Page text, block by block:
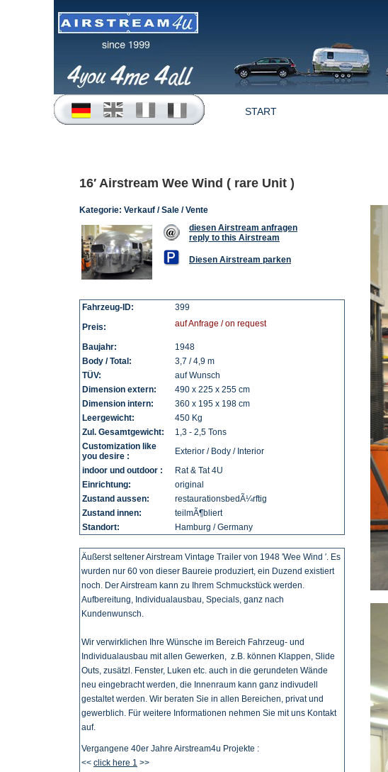
START
16′ Airstream Wee Wind ( rare Unit )
Kategorie: Verkauf / Sale / Vente
diesen Airstream anfragen
reply to this Airstream
Diesen Airstream parken
Fahrzeug-ID:
399
Preis:
auf Anfrage / on request
Baujahr:
1948
Body / Total:
3,7 / 4,9 m
TÜV:
auf Wunsch
Dimension extern:
490 x 225 x 255 cm
Dimension intern:
360 x 195 x 198 cm
Leergewicht:
450 Kg
Zul. Gesamtgewicht:
1,3 - 2,5 Tons
Customization like
you desire :
Exterior / Body / Interior
indoor und outdoor :
Rat & Tat 4U
Einrichtung:
original
Zustand aussen:
restaurationsbedÃ¼rftig
Zustand innen:
teilmÃ¶bliert
Standort:
Hamburg / Germany
Äußerst seltener Airstream Vintage Trailer von 1948 ′Wee Wind ′. Es
wurden nur 60 von dieser Baureie produziert, ein Duzend existiert
noch. Der Airstream kann zu Ihrem Schmuckstück werden.
Aufbereitung, Individualausbau, Specials, ganz nach
Kundenwunsch.
Wir verwirklichen Ihre Wünsche im Bereich Fahrzeug- und
Individualausbau mit allen Gewerken, z.B. können Klappen, Slide
Outs, zusätzl. Fenster, Luken etc. auch in die gerundeten Wände
neu eingebracht werden, die Innenraum kann ganz indivudell
gestaltet werden. Wir beraten Sie in allen Bereichen, privat und
gewerblich. Für weitere Informationen nehmen Sie mit uns Kontakt
auf.
Vergangene 40er Jahre Airstream4u Projekte :
<< click here 1 >>